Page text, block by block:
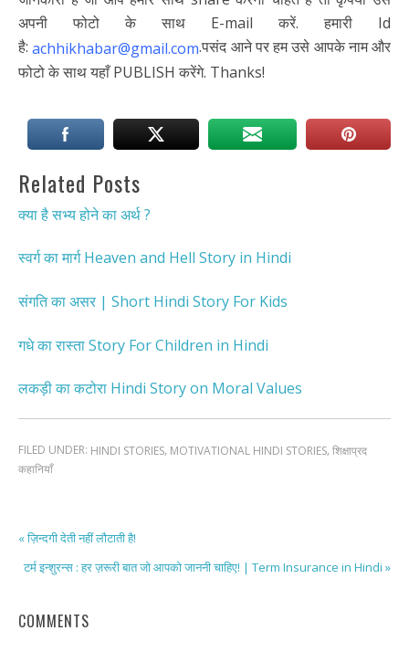
अपनी फोटो के साथ E-mail करें. हमारी Id
है:achhikhabar@gmail.com.पसंद आने पर हम उसे आपके नाम और
फोटो के साथ यहाँ PUBLISH करेंगे. Thanks!
Related Posts
क्या है सभ्य होने का अर्थ ?
स्वर्ग का मार्ग Heaven and Hell Story in Hindi
संगति का असर | Short Hindi Story For Kids
गधे का रास्ता Story For Children in Hindi
लकड़ी का कटोरा Hindi Story on Moral Values
FILED UNDER: HINDI STORIES, MOTIVATIONAL HINDI STORIES, शिक्षाप्रद
कहानियाँ
« ज़िन्दगी देती नहीं लौटाती है!
टर्म इन्शुरन्स : हर ज़रूरी बात जो आपको जाननी चाहिए! | Term Insurance in Hindi »
COMMENTS